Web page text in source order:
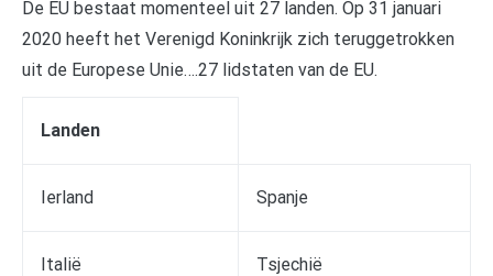
De EU bestaat momenteel uit 27 landen. Op 31 januari
2020 heeft het Verenigd Koninkrijk zich teruggetrokken
uit de Europese Unie….27 lidstaten van de EU.
Landen
Ierland Spanje
Italië Tsjechië